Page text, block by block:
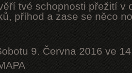
tvé schopnosti přežití v
příhod a zase se něco
9. Června 2016 ve